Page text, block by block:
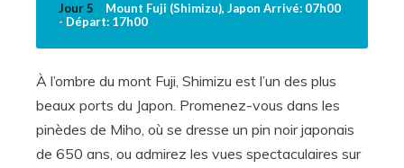
Jour 5
Mount Fuji (Shimizu), Japon Arrivé: 07h00
- Départ: 17h00
À l’ombre du mont Fuji, Shimizu est l’un des plus
beaux ports du Japon. Promenez-vous dans les
pinèdes de Miho, où se dresse un pin noir japonais
de 650 ans, ou admirez les vues spectaculaires sur